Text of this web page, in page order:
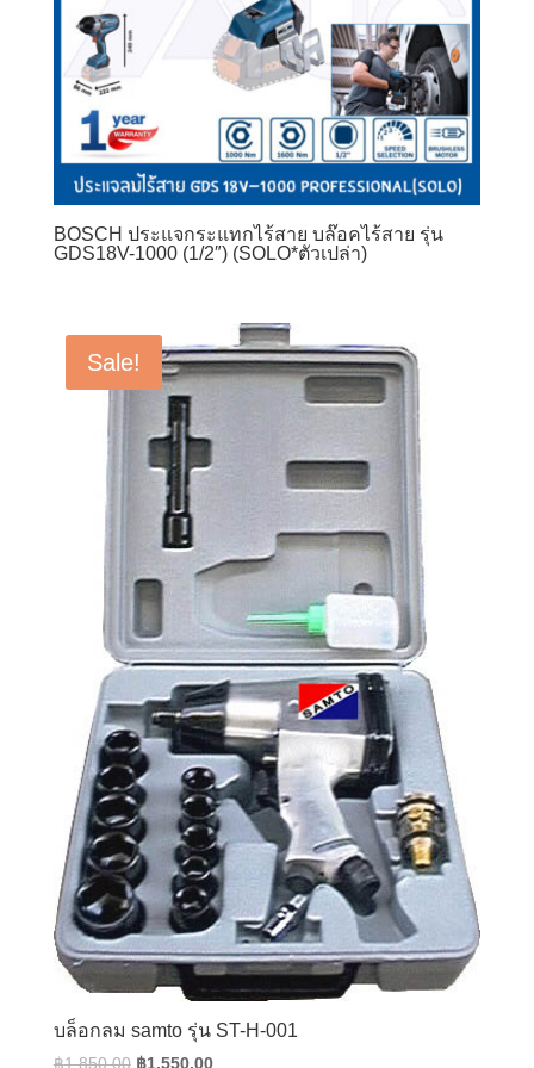
BOSCH ประแจกระแทกไร้สาย บล๊อคไร้สาย รุ่น
GDS18V-1000 (1/2″) (SOLO*ตัวเปล่า)
Sale!
บล็อกลม samto รุ่น ST-H-001
฿1,850.00 Original
฿1,550.00Current